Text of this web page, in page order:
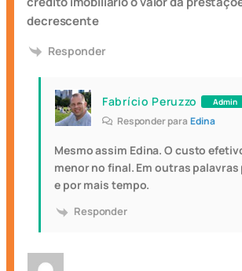
decrescente
Responder
Fabrício Peruzzo Admin
Responder paraEdina
Mesmo assim Edina. O custo
menor no final. Em outras palavras
e por mais tempo.
Responder